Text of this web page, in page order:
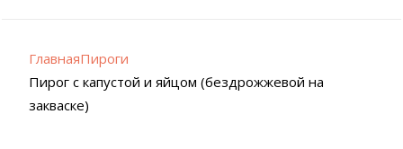
ГлавнаяПироги
Пирог с капустой и яйцом (бездрожжевой на
закваске)